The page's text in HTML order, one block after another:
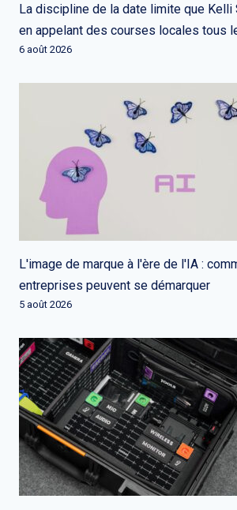
La discipline de la date limite que Kelli
en appelant des courses locales tous
6 août 2026
L'image de marque à l'ère de l'IA :
entreprises peuvent se démarquer
5 août 2026